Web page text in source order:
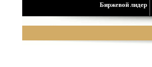
Биржевой лидер